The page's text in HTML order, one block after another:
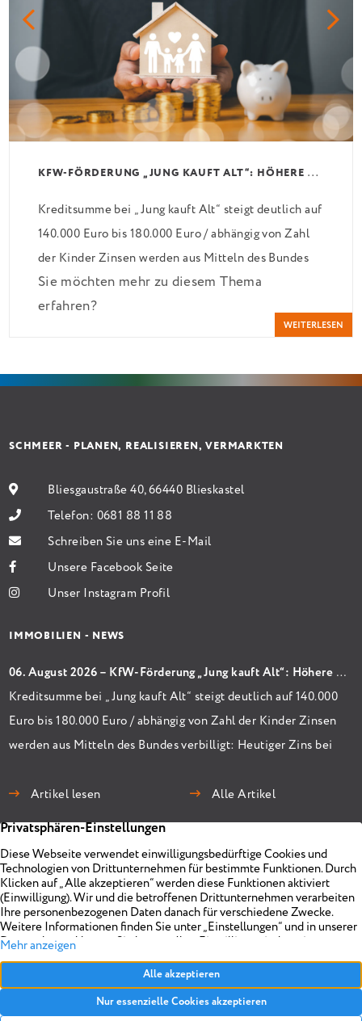
K
FW-FÖRDERUNG „JUNG KAUFT ALT“: HÖHERE KREDITE AB AUGUST 2026
Kreditsumme bei „Jung kauft Alt“ steigt deutlich auf
140.000 Euro bis 180.000 Euro / abhängig von Zahl
der Kinder Zinsen werden aus Mitteln des Bundes
verbilligt: Heutiger Zins bei 0,53 Prozent effektiv
bei 35 Jahren Laufzeit und 10 Jahren Zinsbindung
Antragstellende verpflichten sich zu energetischer
Sanierung in Einzelmaßnahmen […]
Sie möchten mehr zu diesem Thema
erfahren?
WEITERLESEN
SCHMEER - PLANEN, REALISIEREN, VERMARKTEN
Bliesgaustraße 40, 66440 Blieskastel
Telefon: 0681 88 11 88
Schreiben Sie uns eine E-Mail
Unsere Facebook Seite
Unser Instagram Profil
IMMOBILIEN - NEWS
06. August 2026 – KfW-Förderung „Jung kauft Alt“: Höhere Kredite ab August 2026
Kreditsumme bei „Jung kauft Alt“ steigt deutlich auf 140.000
Euro bis 180.000 Euro / abhängig von Zahl der Kinder Zinsen
werden aus Mitteln des Bundes verbilligt: Heutiger Zins bei
Zinsbindung Antragstellende verpflichten sich zu
energetischer Sanierung binnen 54 Monaten nach
Artikel lesen Alle Artikel
Immobilien
Unternehmen
Projekte
Planen
Vermarkten
Über uns
Realisieren